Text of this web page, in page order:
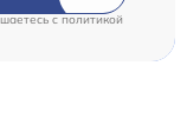
cполитикой